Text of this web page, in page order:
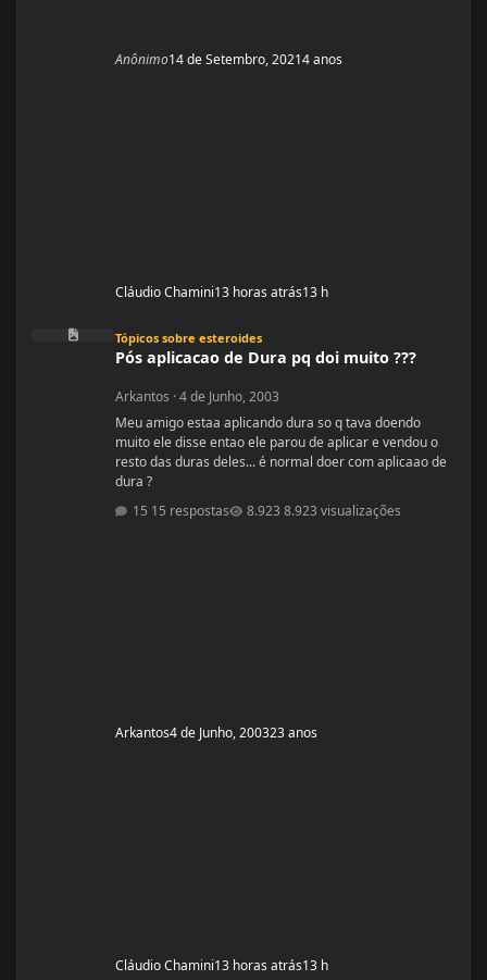
Anônimo14 de Setembro, 20214 anos
Cláudio Chamini13 horas atrás13 h
Pós aplicacao de Dura pq doi muito ???
Tópicos sobre esteroides
Pós aplicacao de Dura pq doi muito ???
Arkantos ·4 de Junho, 2003
Meu amigo estaa aplicando dura so q tava doendo
muito ele disse entao ele parou de aplicar e vendou o
resto das duras deles... é normal doer com aplicaao de
dura ?
15 respostas
8.923 visualizações
Arkantos4 de Junho, 200323 anos
Cláudio Chamini13 horas atrás13 h